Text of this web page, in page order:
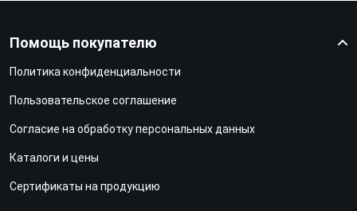
Помощь покупателю
Политика конфиденциальности
Пользовательское соглашение
Согласие на обработку персональных данных
Каталоги и цены
Сертификаты на продукцию